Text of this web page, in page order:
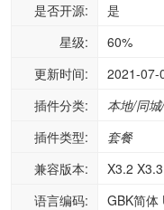
是否开源:
是
星级:
60%
更新时间:
2021-07-
插件分类:
本地/同
插件类型:
套餐
兼容版本:
X3.2
语言编码:
GBK简体